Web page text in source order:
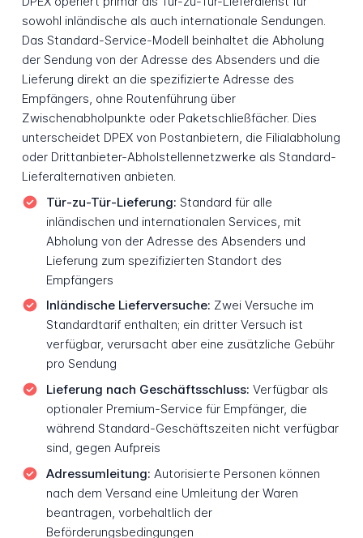
sowohl inländische als auch internationale Sendungen.
Das Standard-Service-Modell beinhaltet die Abholung
der Sendung von der Adresse des Absenders und die
Lieferung direkt an die spezifizierte Adresse des
Empfängers, ohne Routenführung über
Zwischenabholpunkte oder Paketschließfächer. Dies
unterscheidet DPEX von Postanbietern, die Filialabholung
oder Drittanbieter-Abholstellennetzwerke als Standard-
Lieferalternativen anbieten.
Tür-zu-Tür-Lieferung: Standard für alle
inländischen und internationalen Services, mit
Abholung von der Adresse des Absenders und
Lieferung zum spezifizierten Standort des
Empfängers
Inländische Lieferversuche: Zwei Versuche im
Standardtarif enthalten; ein dritter Versuch ist
verfügbar, verursacht aber eine zusätzliche Gebühr
pro Sendung
Lieferung nach Geschäftsschluss: Verfügbar als
optionaler Premium-Service für Empfänger, die
während Standard-Geschäftszeiten nicht verfügbar
sind, gegen Aufpreis
Adressumleitung: Autorisierte Personen können
nach dem Versand eine Umleitung der Waren
beantragen, vorbehaltlich der
Beförderungsbedingungen